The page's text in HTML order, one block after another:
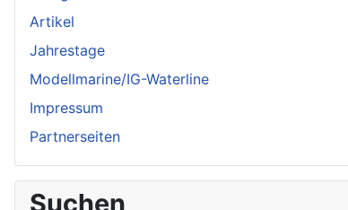
Artikel
Jahrestage
Modellmarine/IG-Waterline
Impressum
Partnerseiten
Suchen